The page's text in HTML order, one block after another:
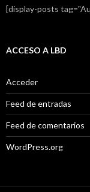
[display-posts
ACCESO A LBD
Acceder
Feed de entradas
Feed de comentarios
WordPress.org